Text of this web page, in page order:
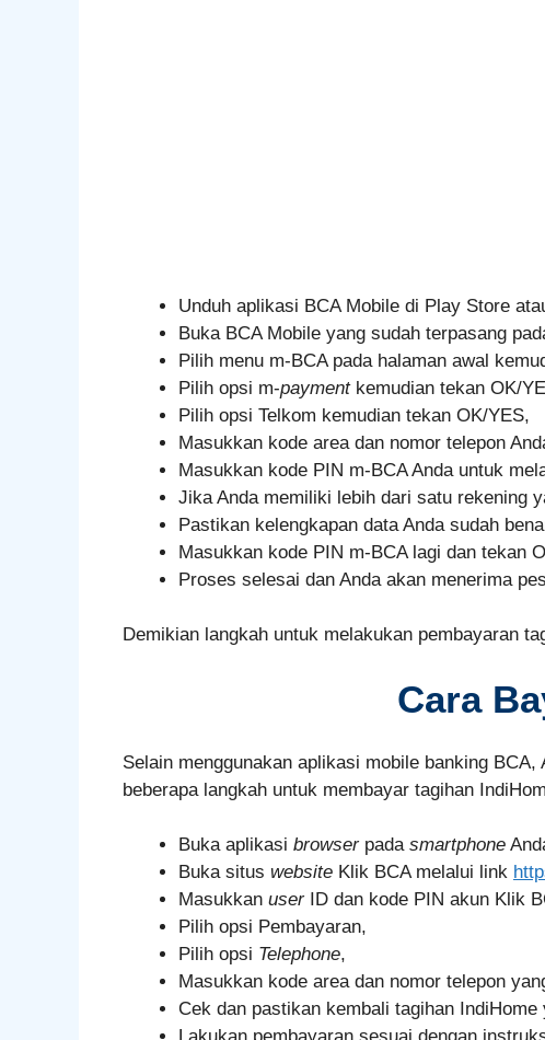
Unduh aplikasi BCA Mobile di Play Store
Buka BCA Mobile yang sudah terpasang
Pilih menu m-BCA pada halaman awal
Pilih opsi m-paymentkemudian tekan OK/
Pilih opsi Telkom kemudian tekan OK/YES,
Masukkan kode area dan nomor telepon
Masukkan kode PIN m-BCA Anda untuk
Jika Anda memiliki lebih dari satu rekening
Pastikan kelengkapan data Anda sudah
Masukkan kode PIN m-BCA lagi dan tekan
Proses selesai dan Anda akan menerima
Demikian langkah untuk melakukan pembayaran
Cara
Selain menggunakan aplikasi mobile banking
beberapa langkah untuk membayar tagihan
Buka aplikasi browserpada smartphone
Buka situs website Klik BCA melalui link
Masukkan userID dan kode PIN akun Klik
Pilih opsi Pembayaran,
Pilih opsi Telephone,
Masukkan kode area dan nomor telepon
Cek dan pastikan kembali tagihan IndiHome